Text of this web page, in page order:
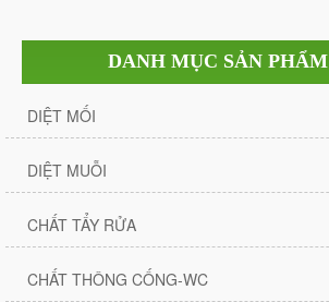
DANH MỤC SẢN PHẨM
DIỆT MỐI
DIỆT MUỖI
CHẤT TẨY RỬA
CHẤT THÔNG CỐNG-WC